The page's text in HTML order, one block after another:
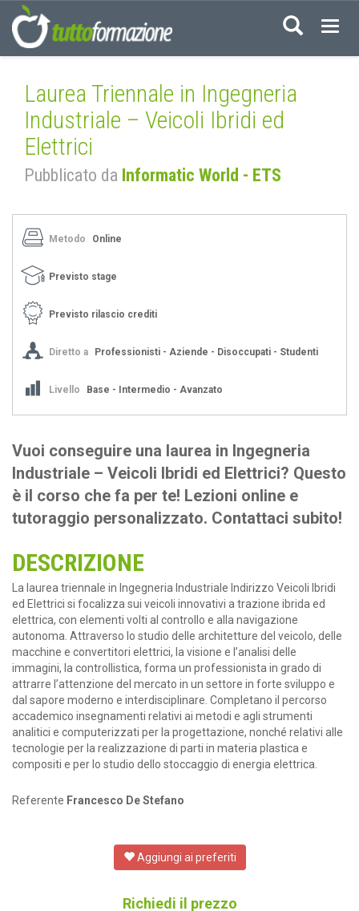
Laurea Triennale in Ingegneria
Industriale – Veicoli Ibridi ed
Elettrici
Pubblicato da Informatic World - ETS
Metodo Online
Previsto stage
Previsto rilascio crediti
Diretto a Professionisti - Aziende - Disoccupati - Studenti
Livello Base - Intermedio - Avanzato
Vuoi conseguire una laurea in Ingegneria
Industriale – Veicoli Ibridi ed Elettrici? Questo
è il corso che fa per te! Lezioni online e
tutoraggio personalizzato. Contattaci subito!
DESCRIZIONE
La laurea triennale in Ingegneria Industriale Indirizzo Veicoli Ibridi
ed Elettrici si focalizza sui veicoli innovativi a trazione ibrida ed
elettrica, con elementi volti al controllo e alla navigazione
autonoma. Attraverso lo studio delle architetture del veicolo, delle
macchine e convertitori elettrici, la visione e l’analisi delle
immagini, la controllistica, forma un professionista in grado di
attrarre l’attenzione del mercato in un settore in forte sviluppo e
dal sapore moderno e interdisciplinare. Completano il percorso
accademico insegnamenti relativi ai metodi e agli strumenti
analitici e computerizzati per la progettazione, nonché relativi alle
tecnologie per la realizzazione di parti in materia plastica e
compositi e per lo studio dello stoccaggio di energia elettrica.
Referente Francesco De Stefano
Aggiungi ai preferiti
Richiedi il prezzo